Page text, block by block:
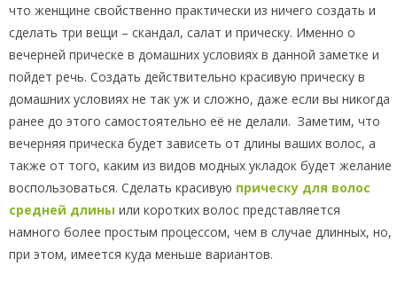
что женщине свойственно практически из ничего создать и
сделать три вещи – скандал, салат и прическу. Именно о
вечерней прическе в домашних условиях в данной заметке и
пойдет речь. Создать действительно красивую прическу в
домашних условиях не так уж и сложно, даже если вы никогда
ранее до этого самостоятельно её не делали. Заметим, что
вечерняя прическа будет зависеть от длины ваших волос, а
также от того, каким из видов модных укладок будет желание
воспользоваться. Сделать красивую прическу для волос
средней длины или коротких волос представляется
намного более простым процессом, чем в случае длинных, но,
при этом, имеется куда меньше вариантов.